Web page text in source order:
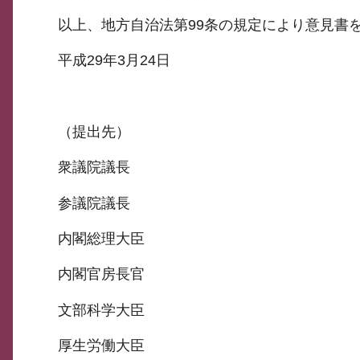
以上、地方自治法第99条の規定により意見書
平成29年3月24日
（提出先）
衆議院議長
参議院議長
内閣総理大臣
内閣官房長官
文部科学大臣
厚生労働大臣